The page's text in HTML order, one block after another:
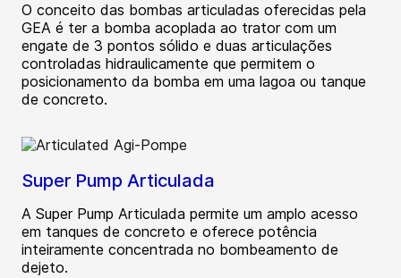
O conceito das bombas articuladas oferecidas pela
GEA é ter a bomba acoplada ao trator com um
engate de 3 pontos sólido e duas articulações
controladas hidraulicamente que permitem o
posicionamento da bomba em uma lagoa ou tanque
de concreto.
Super Pump Articulada
A Super Pump Articulada permite um amplo acesso
em tanques de concreto e oferece potência
inteiramente concentrada no bombeamento de
dejeto.